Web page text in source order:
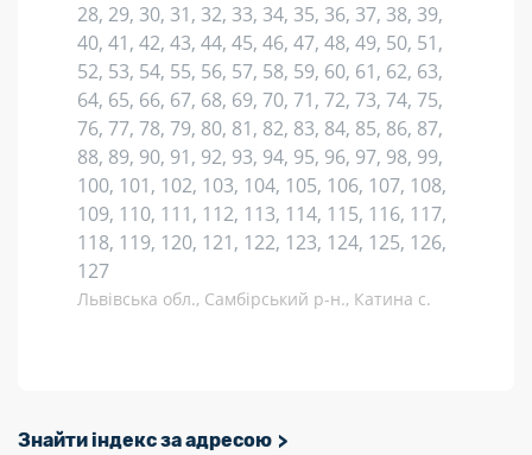
28, 29, 30, 31, 32, 33, 34, 35, 36, 37, 38, 39,
40, 41, 42, 43, 44, 45, 46, 47, 48, 49, 50, 51,
52, 53, 54, 55, 56, 57, 58, 59, 60, 61, 62, 63,
64, 65, 66, 67, 68, 69, 70, 71, 72, 73, 74, 75,
76, 77, 78, 79, 80, 81, 82, 83, 84, 85, 86, 87,
88, 89, 90, 91, 92, 93, 94, 95, 96, 97, 98, 99,
100, 101, 102, 103, 104, 105, 106, 107, 108,
109, 110, 111, 112, 113, 114, 115, 116, 117,
118, 119, 120, 121, 122, 123, 124, 125, 126,
127
Львівська обл., Самбірський р-н., Катина с.
Знайти індекс за адресою